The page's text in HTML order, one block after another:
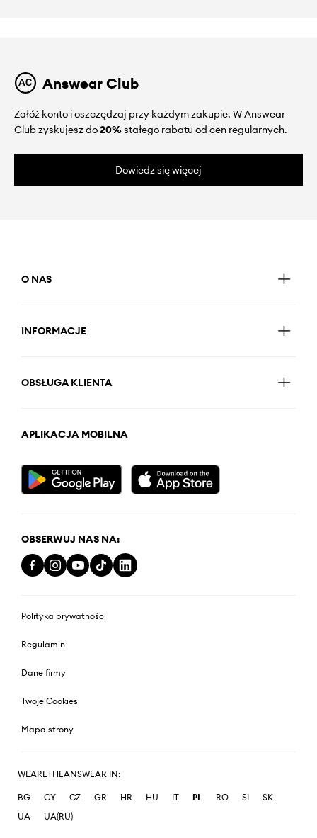
Answear Club
Załóż konto i oszczędzaj przy każdym zakupie. W Answear
Club zyskujesz do20%stałego rabatu od cen regularnych.
Dowiedz się więcej
O NAS
INFORMACJE
OBSŁUGA KLIENTA
APLIKACJA MOBILNA
OBSERWUJ NAS NA:
Polityka prywatności
Regulamin
Dane firmy
Twoje Cookies
Mapa strony
WEARETHEANSWEAR IN:
BG CY CZ GR HR HU IT PL RO SI
SK
UA
UA(RU)